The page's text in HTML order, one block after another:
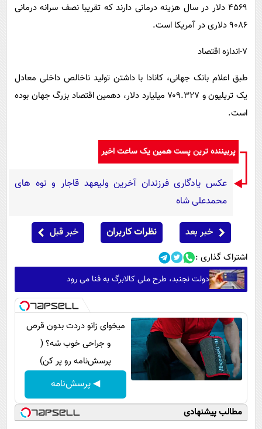
۴۵۶۹ دلار در سال هزینه درمانی دارند که تقریبا نصف سرانه درمانی
۹۰۸۶ دلاری در آمریکا است.
۷-اندازه اقتصاد
طبق اعلام بانک جهانی، کانادا با داشتن تولید ناخالص داخلی معادل
یک تریلیون و ۷۰۹.۳۲۷ میلیارد دلار، دهمین اقتصاد بزرگ جهان بوده
است.
پربیننده ترین پست همین یک ساعت اخیر
عکس یادگاری فرزندان آخرین ولیعهد قاجار و نوه های
محمدعلی شاه
خبر بعد نظرات کاربران خبر قبل
اشتراک گذاری :
دولت نجنبد، طرح ملی کالابرگ به فنا می رود
میخوای زانو دردت بدون قرص
و جراحی خوب شه؟ (
پرسش‌نامه رو پر کن)
◀ پرسش‌نامه
مطالب پیشنهادی